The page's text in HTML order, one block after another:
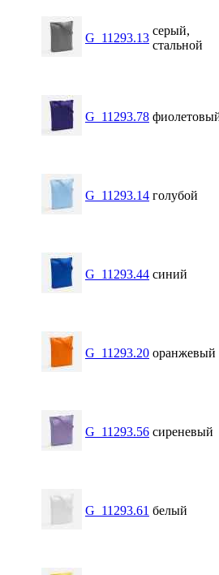
G_11293.13
серый,
стальной
G_11293.78
G_11293.14 голубой
G_11293.44 синий
G_11293.20 оранжевый
G_11293.56 сиреневый
G_11293.61 белый